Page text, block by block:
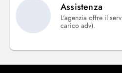
Assistenza
L'agenzia offre il
carico adv).